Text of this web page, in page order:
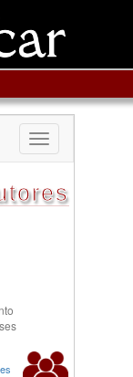
Toggle
navigation